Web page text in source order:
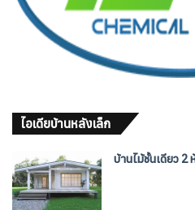
ไอเดียบ้านหลังเล็ก
บ้านไม้ชั้นเดียว 2